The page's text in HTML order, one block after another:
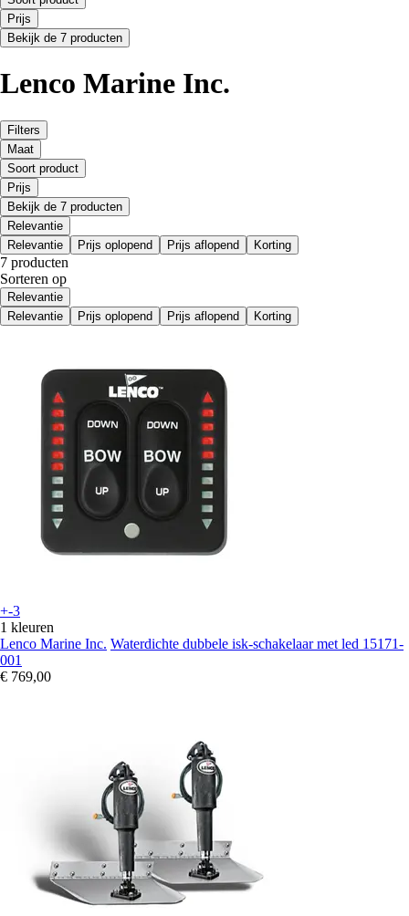
Prijs
Bekijk de 7 producten
Lenco Marine Inc.
Filters
Maat
Soort product
Prijs
Bekijk de 7 producten
Relevantie
Relevantie
Prijs oplopend Prijs aflopend Korting
7 producten
Sorteren op
Relevantie
Relevantie
Prijs oplopend Prijs aflopend Korting
+-3
1 kleuren
Lenco Marine Inc. Waterdichte dubbele isk-schakelaar met led 15171-
001
€ 769,00